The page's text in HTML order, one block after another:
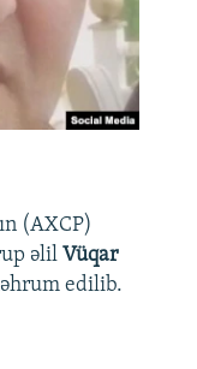
(AXCP)
əlil Vüqar
edilib.